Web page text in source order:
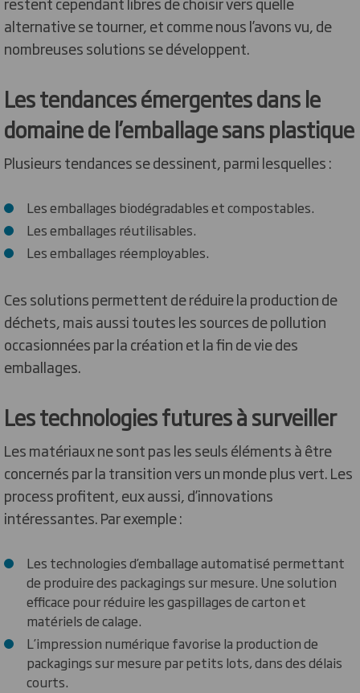
alternative se tourner, et comme nous l’avons vu, de
nombreuses solutions se développent.
Les tendances émergentes dans le
domaine de l’emballage sans plastique
Plusieurs tendances se dessinent, parmi lesquelles :
Les emballages biodégradables et compostables.
Les emballages réutilisables.
Les emballages réemployables.
Ces solutions permettent de réduire la production de
déchets, mais aussi toutes les sources de pollution
occasionnées par la création et la fin de vie des
emballages.
Les technologies futures à surveiller
Les matériaux ne sont pas les seuls éléments à être
concernés par la transition vers un monde plus vert. Les
process profitent, eux aussi, d’innovations
intéressantes. Par exemple :
Les technologies d’emballage automatisé permettant
de produire des packagings sur mesure. Une solution
efficace pour réduire les gaspillages de carton et
matériels de calage.
L’impression numérique favorise la production de
packagings sur mesure par petits lots, dans des délais
courts.